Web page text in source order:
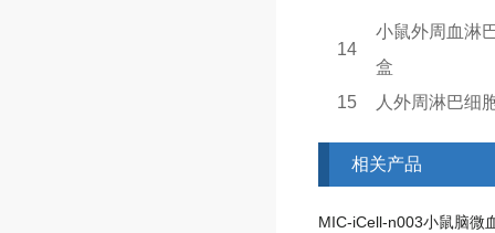
14
小鼠外周血淋
盒
15
人外周淋巴细
相关产品